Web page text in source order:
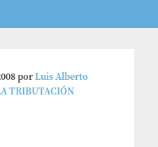
porLuis Alberto
TRIBUTACIÓN